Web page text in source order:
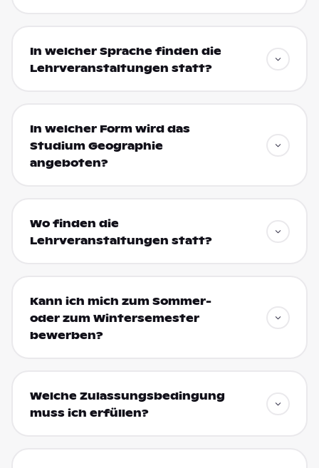
In welcher Sprache finden die
Lehrveranstaltungen statt?
In welcher Form wird das
Studium Geographie
angeboten?
Wo finden die
Lehrveranstaltungen statt?
Kann ich mich zum Sommer-
oder zum Wintersemester
bewerben?
Welche Zulassungsbedingung
muss ich erfüllen?